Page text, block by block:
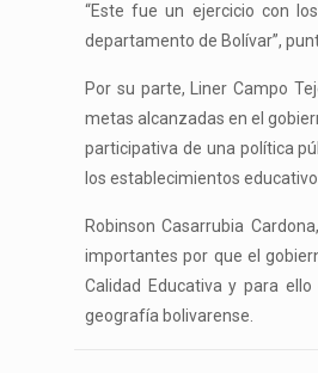
“Este fue un ejercicio con
departamento de Bolívar”,
Por su parte, Liner Campo
metas alcanzadas en el
participativa de una política
los establecimientos
Robinson Casarrubia
importantes por que el
Calidad Educativa y para
geografía bolivarense.